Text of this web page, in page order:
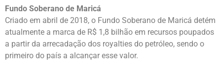
Fundo Soberano de Maricá
Criado em abril de 2018, o Fundo Soberano de Maricá detém
atualmente a marca de R$ 1,8 bilhão em recursos poupados
a partir da arrecadação dos royalties do petróleo, sendo o
primeiro do país a alcançar esse valor.